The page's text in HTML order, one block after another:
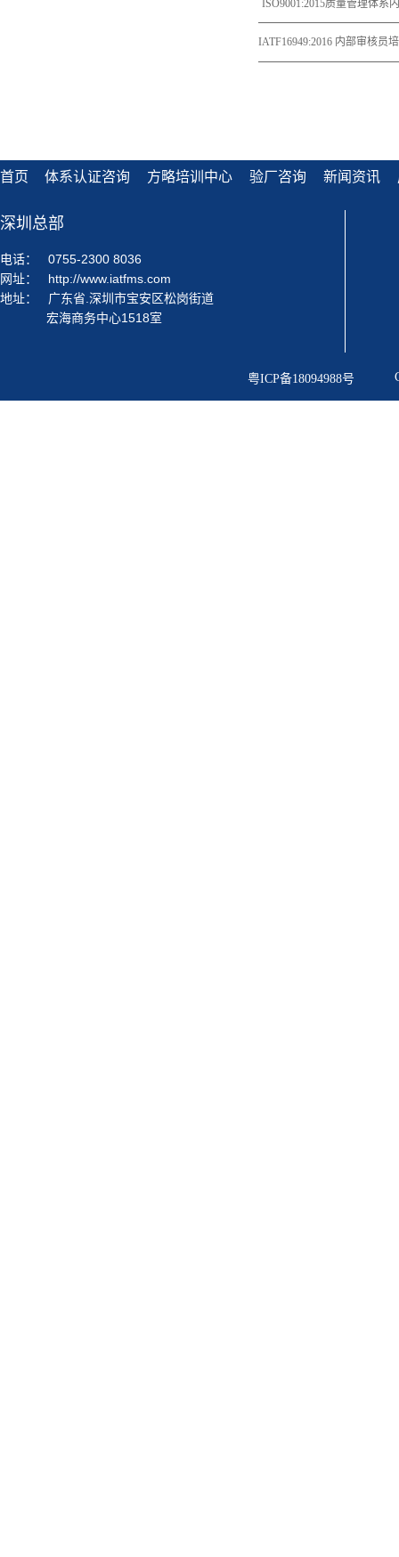
ISO9001:2015质量管理体系
[考证班]
IATF16949:2016 内部审核员
首页 体系认证咨询 方略培训中心 验厂咨询 新闻资讯
深圳总部
电话：
0755-2300 8036
网址：
http://www.iatfms.com
地址：
广东省.深圳市宝安区松岗街道
宏海商务中心1518室
粤ICP备18094988号